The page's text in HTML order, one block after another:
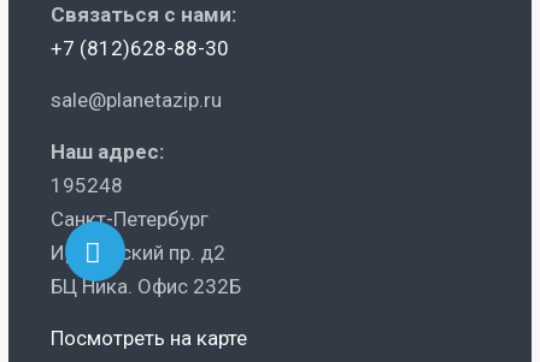
Связаться с нами:
+7 (812)628-88-30
sale@planetazip.ru
Наш адрес:
195248
Санкт-Петербург
Ириновский пр. д2
БЦ Ника. Офис 232Б
Посмотреть на карте